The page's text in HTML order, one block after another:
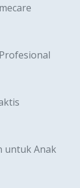
untuk Anak